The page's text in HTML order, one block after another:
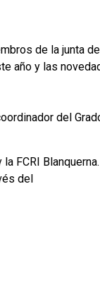
de la junta
año y las
del
FCRI Blanquerna.
del